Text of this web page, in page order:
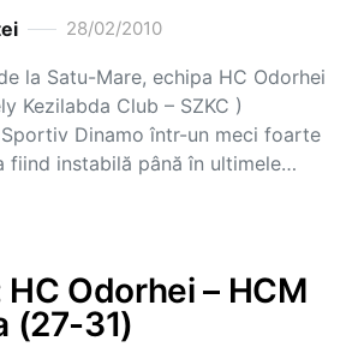
28/02/2010
la Satu-Mare, echipa HC Odorhei
Kezilabda Club – SZKC )
Dinamo într-un meci foarte
fiind instabilă până în ultimele…
Odorhei – HCM
(27-31)